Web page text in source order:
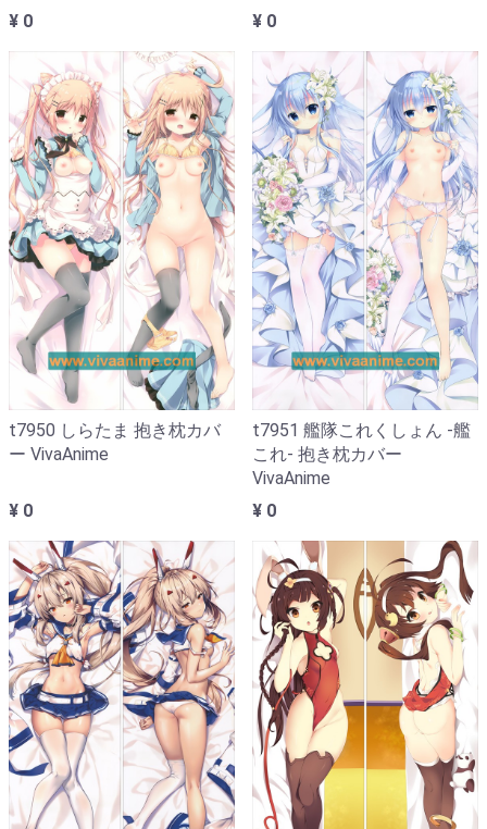
¥ 0
¥ 0
t7950 しらたま 抱き枕カバ
ー VivaAnime
¥ 0
t7951 艦隊これくしょん -艦
これ- 抱き枕カバー
VivaAnime
¥ 0